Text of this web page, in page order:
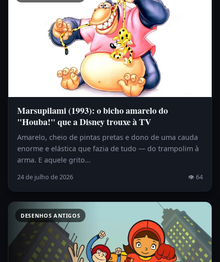
Marsupilami (1993): o bicho amarelo do
"Houba!" que a Disney trouxe à TV
Amarelo, cheio de pintas pretas e dono de uma cauda
enorme e elástica que fazia de tudo — do trampolim à
arma. E aquele grito…
24 de julho de 2026 👁 64
DESENHOS ANTIGOS